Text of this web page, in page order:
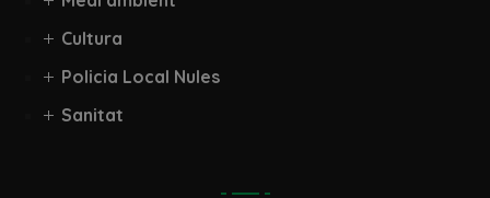
Cultura
Policia Local Nules
Sanitat